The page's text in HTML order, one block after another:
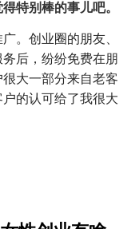
特别棒的事儿吧。
。创业圈的朋友、
后，纷纷免费在朋
大一部分来自老客
的认可给了我很大